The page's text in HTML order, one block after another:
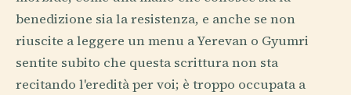
benedizione sia la resistenza, e anche se non
riuscite a leggere un menu a Yerevan o Gyumri
sentite subito che questa scrittura non sta
recitando l'eredità per voi; è troppo occupata a